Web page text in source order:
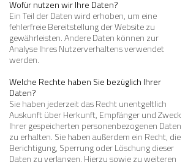
Wofür nutzen wir Ihre Daten?
Ein Teil der Daten wird erhoben, um eine
fehlerfreie Bereitstellung der Website zu
gewährleisten. Andere Daten können zur
Analyse Ihres Nutzerverhaltens verwendet
werden.
Welche Rechte haben Sie bezüglich Ihrer
Daten?
Sie haben jederzeit das Recht unentgeltlich
Auskunft über Herkunft, Empfänger und Zweck
Ihrer gespeicherten personenbezogenen Daten
zu erhalten. Sie haben außerdem ein Recht, die
Berichtigung, Sperrung oder Löschung dieser
Daten zu verlangen. Hierzu sowie zu weiteren